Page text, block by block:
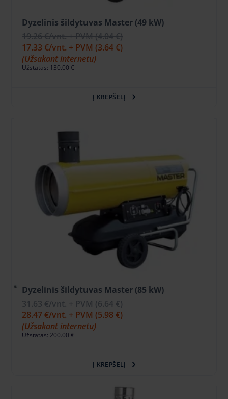
Dyzelinis šildytuvas Master (49 kW)
19.26 €/vnt. + PVM(4.04 €)
17.33 €/vnt. + PVM (3.64 €)
(Užsakant internetu)
Užstatas: 130.00 €
Į KREPŠELĮ
Dyzelinis šildytuvas Master (85 kW)
31.63 €/vnt. + PVM(6.64 €)
28.47 €/vnt. + PVM (5.98 €)
(Užsakant internetu)
Užstatas: 200.00 €
Į KREPŠELĮ